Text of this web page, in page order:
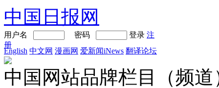
中国日报网
用户名 密码 登录 注
册
English 中文网 漫画网 爱新闻iNews 翻译论坛
中国网站品牌栏目（频道